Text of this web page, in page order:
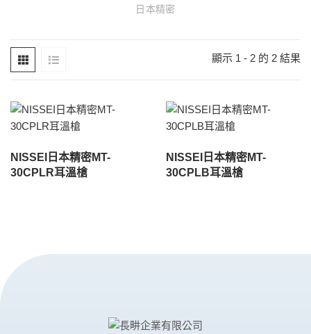
日本精密
顯示 1 - 2 的 2 結果
NISSEI日本精密MT-
30CPLR耳溫槍
NISSEI日本精密MT-
30CPLB耳溫槍